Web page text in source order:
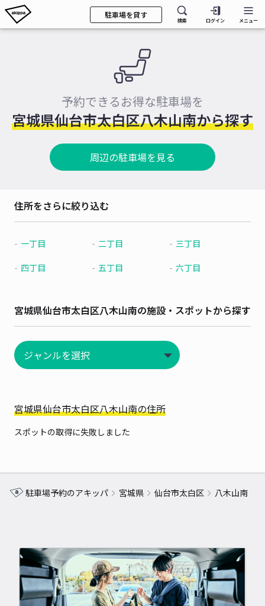
駐車場を貸す
検索 ログイン メニュー
予約できるお得な駐車場を
宮城県仙台市太白区八木山南から探す
周辺の駐車場を見る
住所をさらに絞り込む
一丁目 二丁目 三丁目
四丁目 五丁目 六丁目
宮城県仙台市太白区八木山南の施設・スポットから探す
宮城県仙台市太白区八木山南の住所
スポットの取得に失敗しました
駐車場予約のアキッパ 宮城県 仙台市太白区 八木山南